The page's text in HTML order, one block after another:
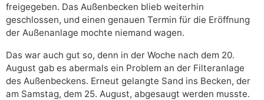
freigegeben. Das Außenbecken blieb weiterhin
geschlossen, und einen genauen Termin für die Eröffnung
der Außenanlage mochte niemand wagen.
Das war auch gut so, denn in der Woche nach dem 20.
August gab es abermals ein Problem an der Filteranlage
des Außenbeckens. Erneut gelangte Sand ins Becken, der
am Samstag, dem 25. August, abgesaugt werden musste.